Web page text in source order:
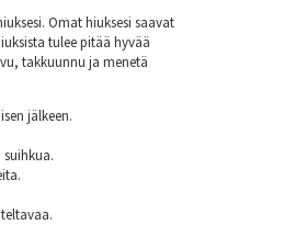
Omat hiuksesi saavat
tulee pitää hyvää
takkuunnu ja menetä
jälkeen.